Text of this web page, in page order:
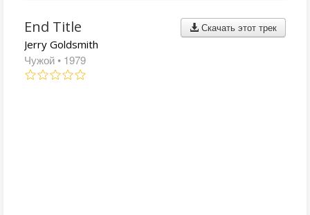
Скачать этот трек
End Title
Jerry Goldsmith
Чужой • 1979